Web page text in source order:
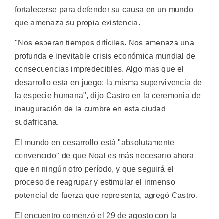
fortalecerse para defender su causa en un mundo
que amenaza su propia existencia.
"Nos esperan tiempos difíciles. Nos amenaza una
profunda e inevitable crisis económica mundial de
consecuencias impredecibles. Algo más que el
desarrollo está en juego: la misma supervivencia de
la especie humana", dijo Castro en la ceremonia de
inauguración de la cumbre en esta ciudad
sudafricana.
El mundo en desarrollo está "absolutamente
convencido" de que Noal es más necesario ahora
que en ningún otro período, y que seguirá el
proceso de reagrupar y estimular el inmenso
potencial de fuerza que representa, agregó Castro.
El encuentro comenzó el 29 de agosto con la